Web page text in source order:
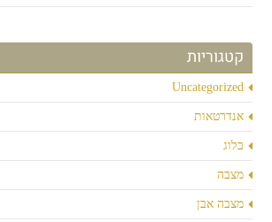
קטגוריות
Uncategorized
אנדרטאות
בלוג
מצבה
מצבה אבן